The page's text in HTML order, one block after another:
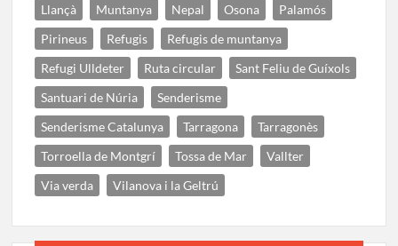
Llançà
Muntanya Nepal Osona
Palamós
Pirineus
Refugis
Refugis de muntanya
Refugi Ulldeter
Ruta circular
Sant Feliu de Guíxols
Santuari de Núria
Senderisme
Senderisme Catalunya
Tarragona
Tarragonès
Torroella de Montgrí
Tossa de Mar
Vallter
Via verda
Vilanova i la Geltrú